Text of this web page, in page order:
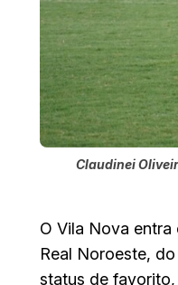
Claudinei
O Vila Nova
Real Noroeste,
status de